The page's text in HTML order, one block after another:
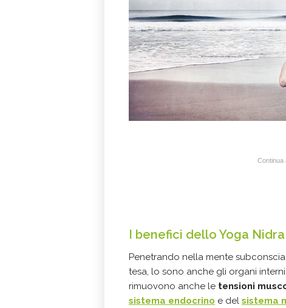
Continua
I benefici dello Yoga Nidra
Penetrando nella mente
tesa, lo sono anche gli organi
rimuovono anche le tensioni
sistema endocrino e del sistema